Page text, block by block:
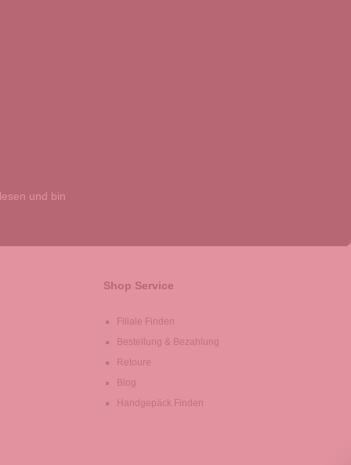
und bin
Shop Service
Filiale Finden
Bestellung & Bezahlung
Retoure
Blog
Handgepäck Finden